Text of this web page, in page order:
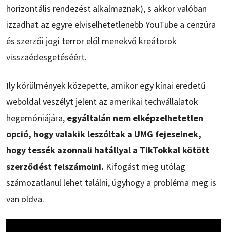
horizontális rendezést alkalmaznak), s akkor valóban
izzadhat az egyre elviselhetetlenebb YouTube a cenzúra
és szerzői jogi terror elől menekvő kreátorok
visszaédesgetéséért.
Ily körülmények közepette, amikor egy kínai eredetű
weboldal veszélyt jelent az amerikai techvállalatok
hegemóniájára, egyáltalán nem elképzelhetetlen
opció, hogy valakik leszóltak a UMG fejeseinek,
hogy tessék azonnali hatállyal a TikTokkal kötött
szerződést felszámolni. Kifogást meg utólag
számozatlanul lehet találni, úgyhogy a probléma meg is
van oldva.